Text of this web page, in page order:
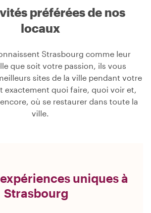
préférées de nos
locaux
Strasbourg comme leur
que soit votre passion, ils vous
sites de la ville pendant votre
exactement quoi faire, quoi voir et,
où se restaurer dans toute la
ville.
uniques à
Strasbourg